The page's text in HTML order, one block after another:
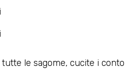
le sagome, cucite i